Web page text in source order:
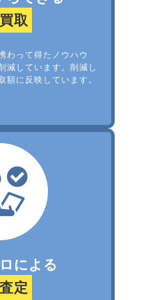
取
わって得たノウハウ
減しています。削減し
額に反映しています。
による
定